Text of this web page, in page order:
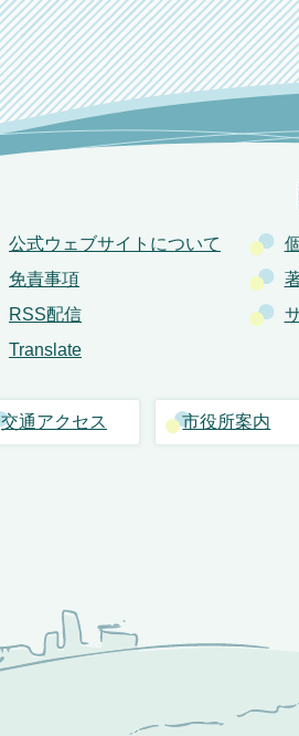
公式ウェブサイトについて
免責事項
RSS配信
Translate
交通アクセス 市役所案内